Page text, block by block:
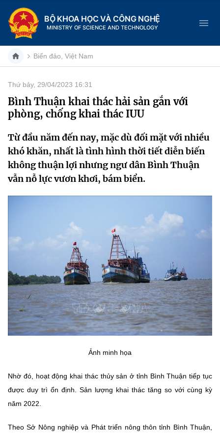
BỘ KHOA HỌC VÀ CÔNG NGHỆ
MINISTRY OF SCIENCE AND TECHNOLOGY
Danh mục
Trang chủ
Giới thiệu
Chức năng nhiệm vụ
Cơ cấu tổ chức
Sở Khoa học và Công nghệ
Tin tức sự kiện
Khoa học và Công nghệ
Chuyển đổi số
Bưu chính, Viễn thông
Sở hữu trí tuệ
Tiêu chuẩn, đo lường, chất lượng
Năng lượng nguyên tử
Tin địa phương
Dịch vụ công
Văn bản chỉ đạo điều hành
Lấy ý kiến người dân về dự thảo VBQPPL
Khoa học và Công nghệ
Đổi mới sáng tạo
Chuyển đổi số
Bưu chính, Viễn thông
Sở hữu trí tuệ
Multimedia
THƯ ĐIỆN TỬ
Khác
Ảnh
Voice
Nhiệm vụ trọng tâm
Biển đảo, Việt Nam
Thứ bảy, 29/04/2023 16:31
Bình Thuận khai thác hải sản gắn với
phòng, chống khai thác IUU
Từ đầu năm đến nay, mặc dù đối mặt với nhiều
khó khăn, nhất là tình hình thời tiết diễn biến
không thuận lợi nhưng ngư dân Bình Thuận
vẫn nỗ lực vươn khơi, bám biển.
Ảnh minh họa
Nhờ đó, hoạt động khai thác thủy sản ở tỉnh Bình Thuận tiếp tục
được duy trì ổn định. Sản lượng khai thác tăng so với cùng kỳ
năm 2022.
Theo Sở Nông nghiệp và Phát triển nông thôn tỉnh Bình Thuận,